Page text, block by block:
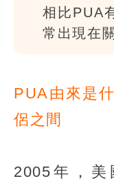
相比PUA
常出現在
PUA由來是
侶之間
2005年，